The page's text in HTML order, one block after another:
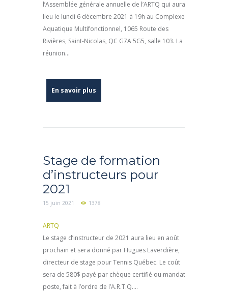
l’Assemblée générale annuelle de l’ARTQ qui aura
lieu le lundi 6 décembre 2021 à 19h au Complexe
Aquatique Multifonctionnel, 1065 Route des
Rivières, Saint-Nicolas, QC G7A 5G5, salle 103. La
réunion...
En savoir plus
Stage de formation
d’instructeurs pour
2021
15 juin 2021 1378
ARTQ
Le stage d’instructeur de 2021 aura lieu en août
prochain et sera donné par Hugues Laverdière,
directeur de stage pour Tennis Québec. Le coût
sera de 580$ payé par chèque certifié ou mandat
poste, fait à l’ordre de l’A.R.T.Q....